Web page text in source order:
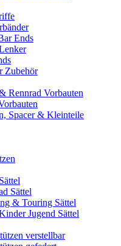
Ends
Zubehör
Rennrad Vorbauten
Spacer & Kleinteile
Sättel
& Touring Sättel
Jugend Sättel
verstellbar